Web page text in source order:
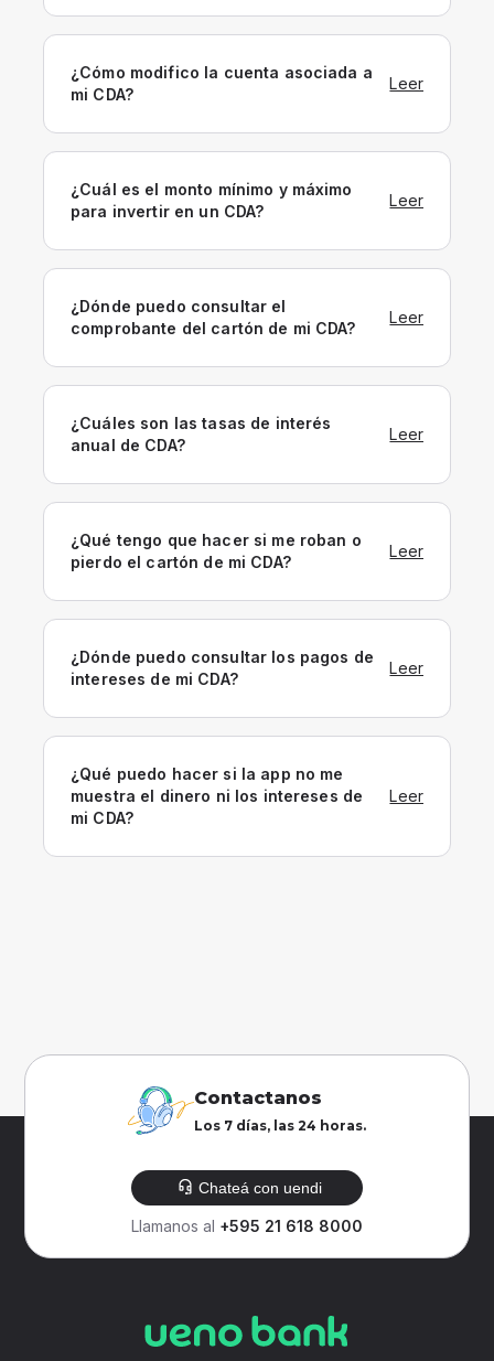
¿Cómo modifico la cuenta asociada a
mi CDA?
Leer
¿Cuál es el monto mínimo y máximo
para invertir en un CDA?
Leer
¿Dónde puedo consultar el
comprobante del cartón de mi CDA?
Leer
¿Cuáles son las tasas de interés
anual de CDA?
Leer
¿Qué tengo que hacer si me roban o
pierdo el cartón de mi CDA?
Leer
¿Dónde puedo consultar los pagos de
intereses de mi CDA?
Leer
¿Qué puedo hacer si la app no me
muestra el dinero ni los intereses de
mi CDA?
Leer
Contactanos
Los 7 días, las 24 horas.
Chateá con uendi
Llamanos al +595 21 618 8000